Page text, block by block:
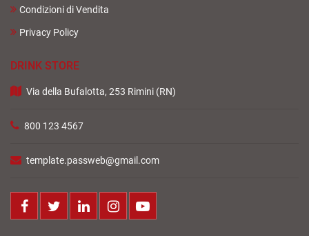
Condizioni di Vendita
Privacy Policy
DRINK STORE
Via della Bufalotta, 253 Rimini (RN)
800 123 4567
template.passweb@gmail.com
FacebookTwitter LinkedIn